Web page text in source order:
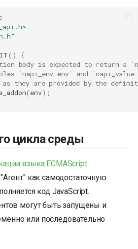
()
{
body is expected to return a
`napi_env env` and
they are provided by the
( env);
цикла среды
языка ECMAScript
как самодостаточную
код JavaScript.
могут быть запущены и
или последовательно